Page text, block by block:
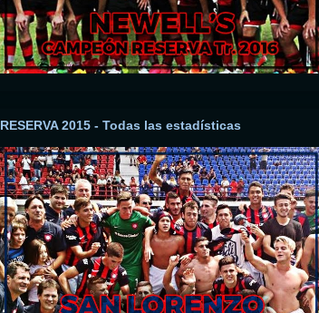
RESERVA 2015 - Todas las estadísticas